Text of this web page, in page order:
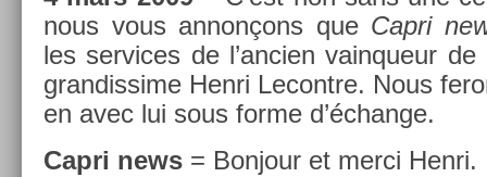
nous vous annonçons que Capri
les ser­vices de l’an­ci­en vain­queur
gran­dissime Henri Lecontre. Nous
en avec lui sous forme d’échan­ge.
Capri news = Bon­jour et merci Henri.